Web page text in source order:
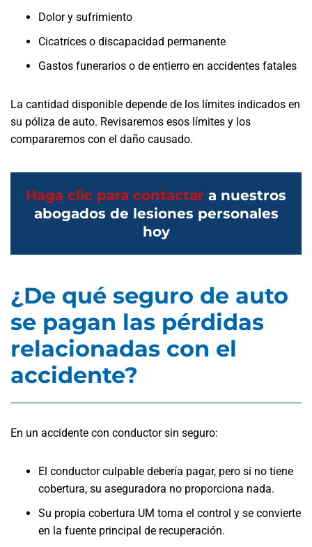
Dolor y sufrimiento
Cicatrices o discapacidad permanente
Gastos funerarios o de entierro en accidentes fatales
La cantidad disponible depende de los límites indicados en
su póliza de auto. Revisaremos esos límites y los
compararemos con el daño causado.
Haga clic para contactar a nuestros
abogados de lesiones personales
hoy
¿De qué seguro de auto
se pagan las pérdidas
relacionadas con el
accidente?
En un accidente con conductor sin seguro:
El conductor culpable debería pagar, pero si no tiene
cobertura, su aseguradora no proporciona nada.
Su propia cobertura UM toma el control y se convierte
en la fuente principal de recuperación.